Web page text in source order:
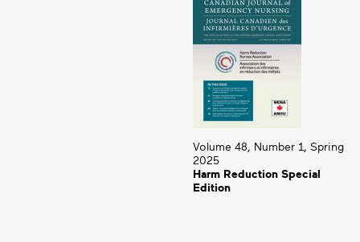
Volume 48, Number 1, Spring
2025
Harm Reduction Special
Edition